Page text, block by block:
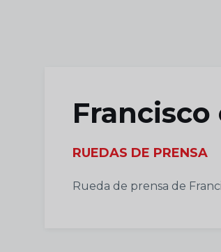
Francisco
RUEDAS DE PRENSA
Rueda de prensa de